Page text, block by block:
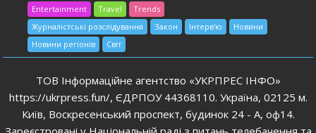
Entertainment Travel
Trends
Журналістські розслідування
Закон Інтерв'ю
Новини
Новини регіонів
Світ
ТОВ Інформаційне агентство «УКРПРЕС ІНФО»
https://ukrpress.fun/, ЄДРПОУ 44368110. Україна, 02125 м.
Київ, Воскресенський проспект, будинок 24 - А, оф14.